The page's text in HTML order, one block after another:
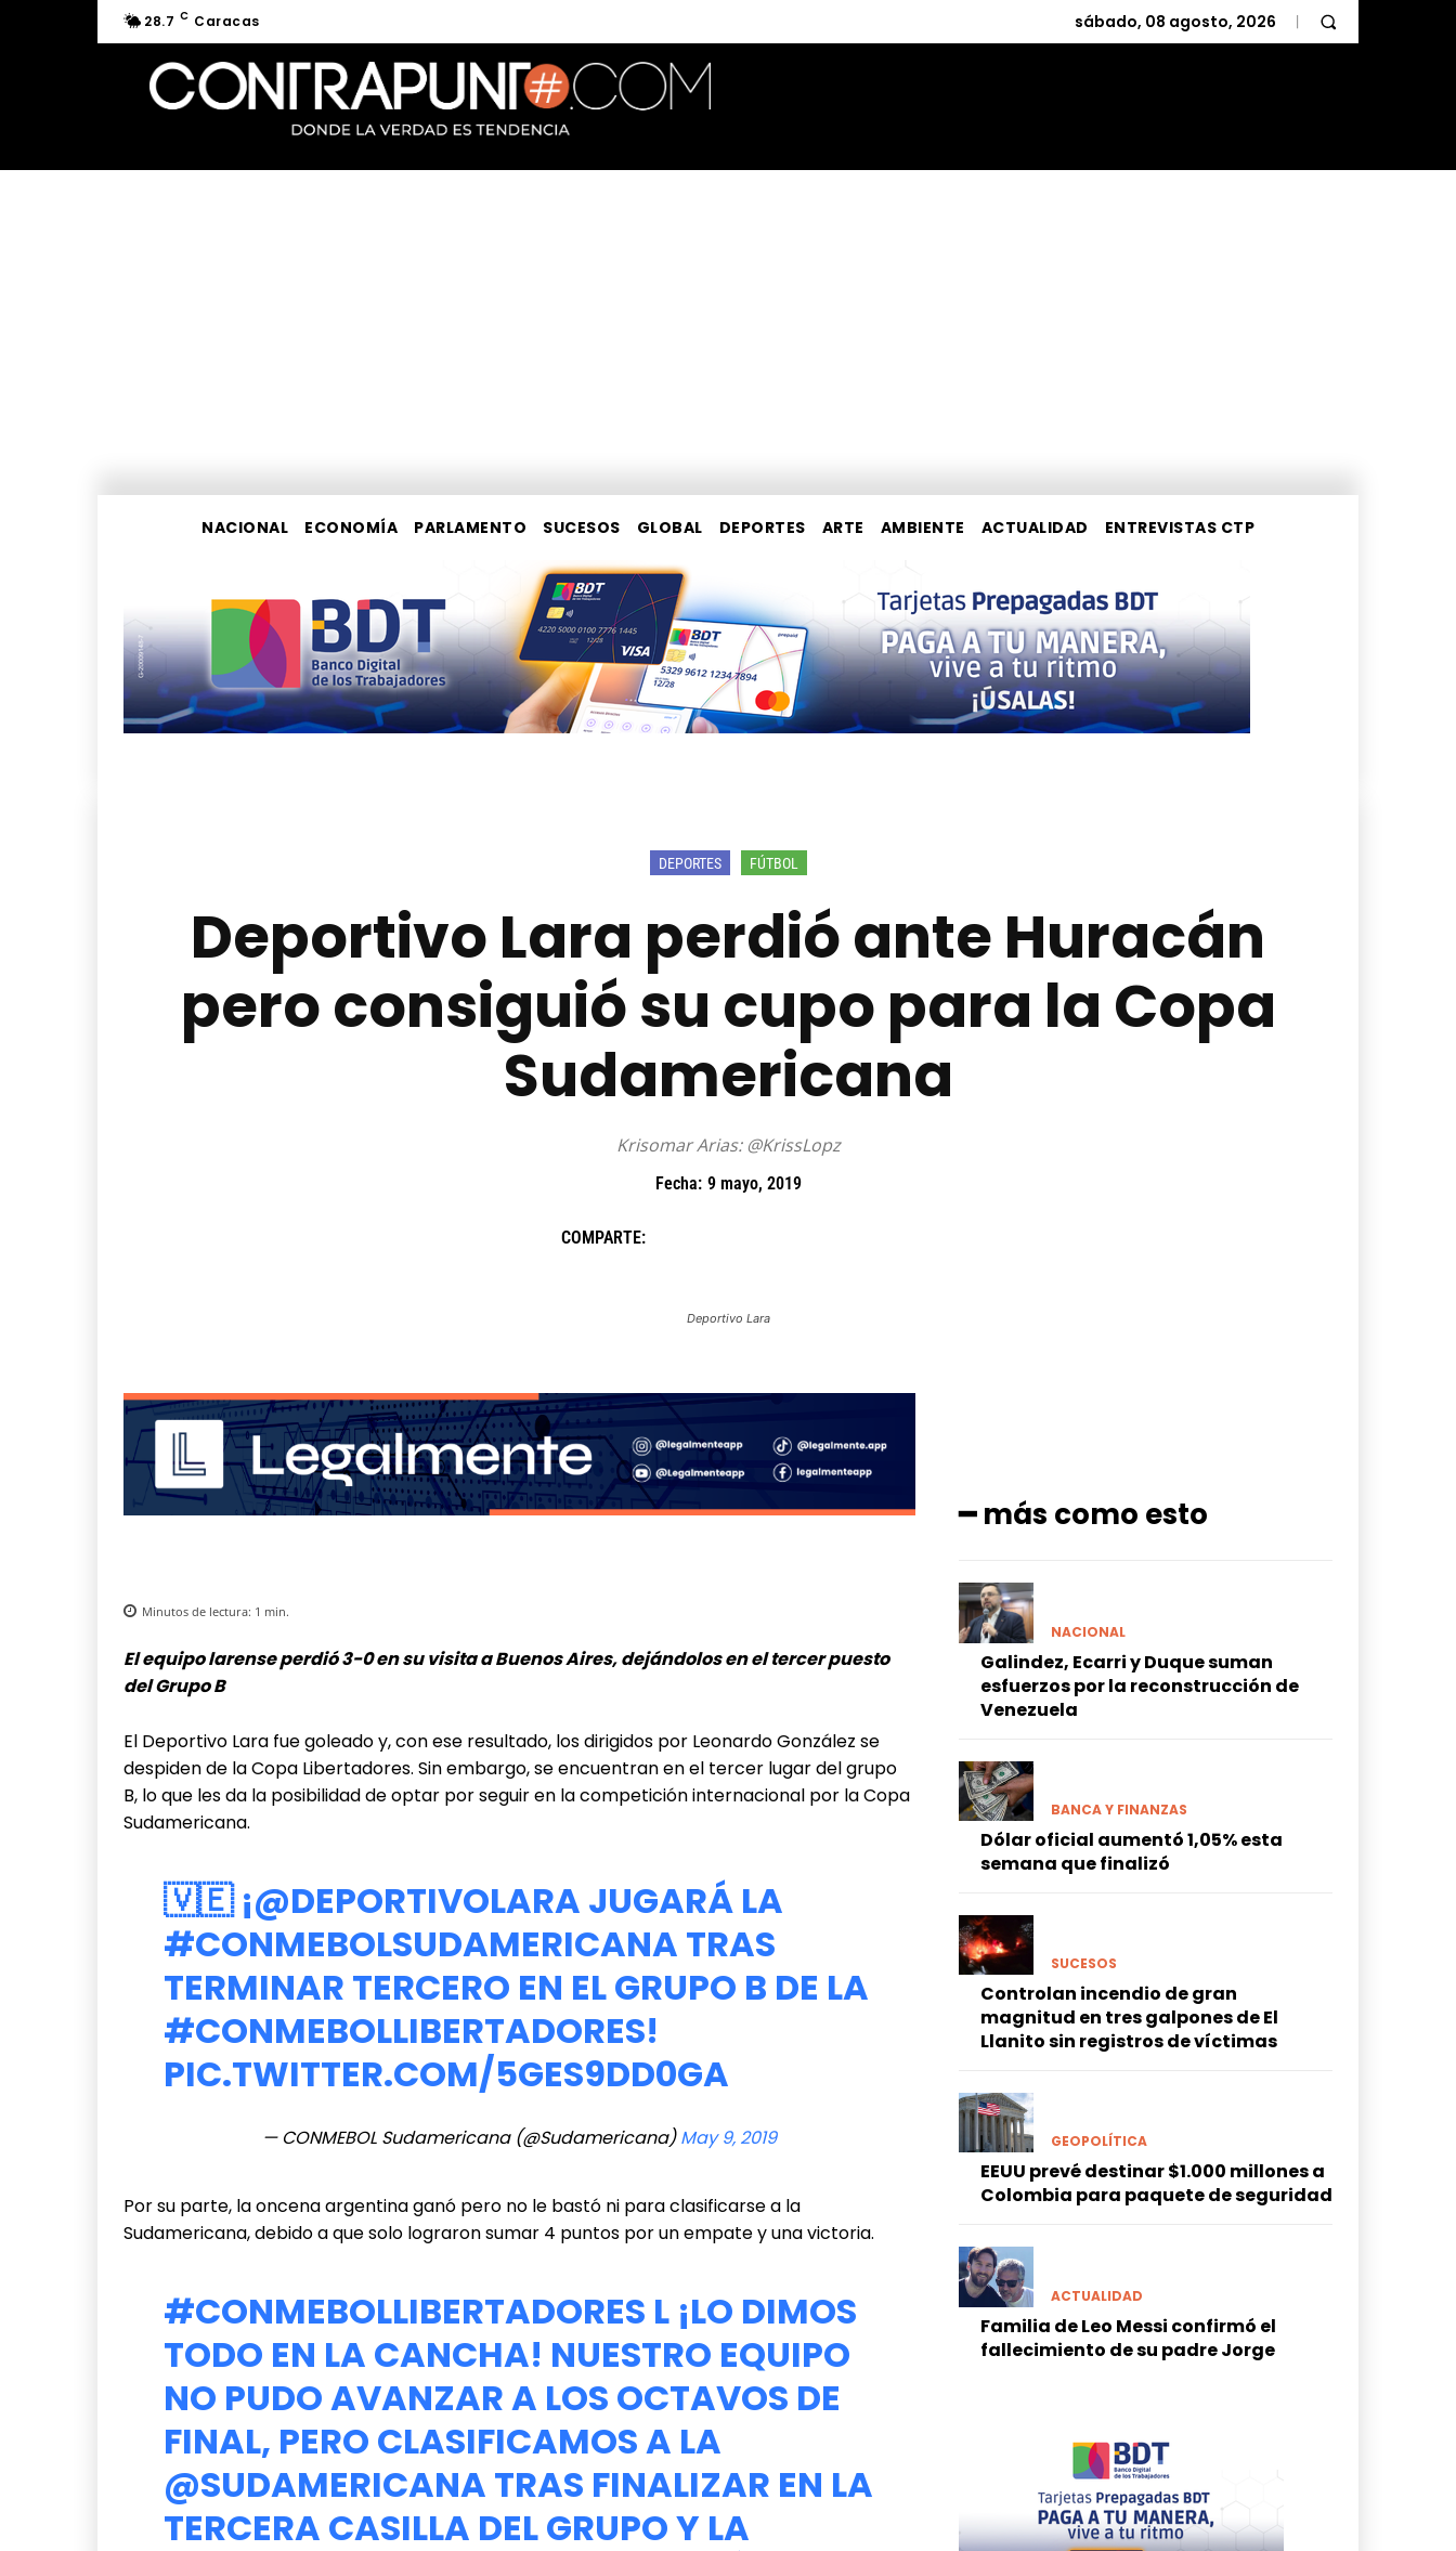
28.7 C Caracas sábado, 08 agosto, 2026
NACIONAL ECONOMÍA PARLAMENTO SUCESOS GLOBAL DEPORTES ARTE AMBIENTE ACTUALIDAD ENTREVISTAS CTP
DEPORTES FÚTBOL
Deportivo Lara perdió ante Huracán
pero consiguió su cupo para la Copa
Sudamericana
Krisomar Arias: @KrissLopz
Fecha: 9 mayo, 2019
COMPARTE:
Deportivo Lara
Minutos de lectura: 1 min.
El equipo larense perdió 3-0 en su visita a Buenos Aires, dejándolos en el tercer puesto
del Grupo B
El Deportivo Lara fue goleado y, con ese resultado, los dirigidos por Leonardo González se
despiden de la Copa Libertadores. Sin embargo, se encuentran en el tercer lugar del grupo
B, lo que les da la posibilidad de optar por seguir en la competición internacional por la Copa
Sudamericana.
🇻🇪 ¡@DEPORTIVOLARA JUGARÁ LA
#CONMEBOLSUDAMERICANA TRAS
TERMINAR TERCERO EN EL GRUPO B DE LA
#CONMEBOLLIBERTADORES!
PIC.TWITTER.COM/5GES9DD0GA
— CONMEBOL Sudamericana (@Sudamericana)May 9, 2019
Por su parte, la oncena argentina ganó pero no le bastó ni para clasificarse a la
Sudamericana, debido a que solo lograron sumar 4 puntos por un empate y una victoria.
#CONMEBOLLIBERTADORES L ¡LO DIMOS
TODO EN LA CANCHA! NUESTRO EQUIPO
NO PUDO AVANZAR A LOS OCTAVOS DE
FINAL, PERO CLASIFICAMOS A LA
@SUDAMERICANA TRAS FINALIZAR EN LA
TERCERA CASILLA DEL GRUPO Y LA
━ más como esto
NACIONAL
Galindez, Ecarri y Duque suman
esfuerzos por la reconstrucción de
Venezuela
BANCA Y FINANZAS
Dólar oficial aumentó 1,05% esta
semana que finalizó
SUCESOS
Controlan incendio de gran
magnitud en tres galpones de El
Llanito sin registros de víctimas
GEOPOLÍTICA
EEUU prevé destinar $1.000 millones a
Colombia para paquete de seguridad
ACTUALIDAD
Familia de Leo Messi confirmó el
fallecimiento de su padre Jorge